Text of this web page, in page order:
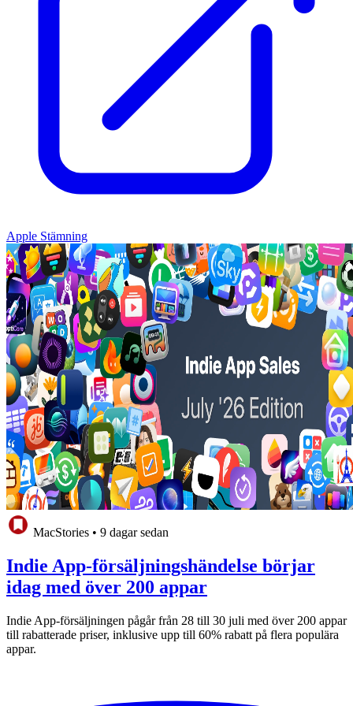
Apple Stämning
MacStories • 9 dagar sedan
Indie App-försäljningshändelse börjar
idag med över 200 appar
Indie App-försäljningen pågår från 28 till 30 juli med över 200 appar
till rabatterade priser, inklusive upp till 60% rabatt på flera populära
appar.